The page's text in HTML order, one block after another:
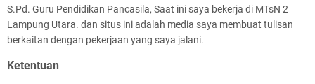
AFFANS RAHMAT JAYA 9.3
bagus 👍👍
Andre Wiguna 9.1
S.Pd. Guru Pendidikan Pancasila, Saat ini saya bekerja di MTsN 2
Lampung Utara. dan situs ini adalah media saya membuat tulisan
berkaitan dengan pekerjaan yang saya jalani.
Ketentuan